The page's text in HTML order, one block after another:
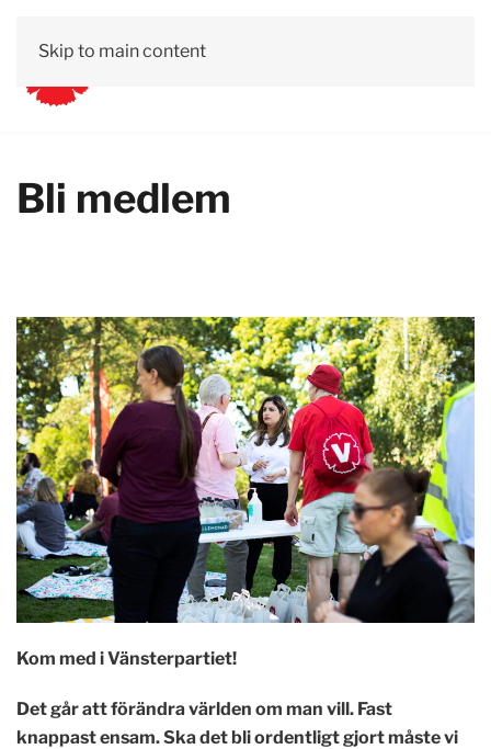
Skip to main content
Bli medlem
Kom med i Vänsterpartiet!
Det går att förändra världen om man vill. Fast
knappast ensam. Ska det bli ordentligt gjort måste vi